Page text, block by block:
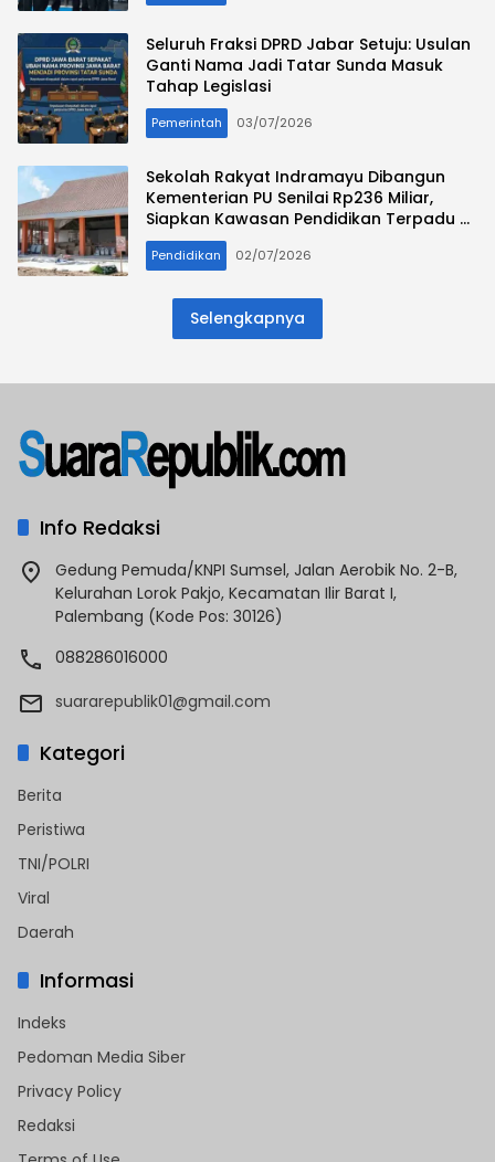
Seluruh Fraksi DPRD Jabar Setuju: Usulan
Ganti Nama Jadi Tatar Sunda Masuk
Tahap Legislasi
Pemerintah 03/07/2026
Sekolah Rakyat Indramayu Dibangun
Kementerian PU Senilai Rp236 Miliar,
Siapkan Kawasan Pendidikan Terpadu di
Desa Cikawung
Pendidikan 02/07/2026
Selengkapnya
Info Redaksi
Gedung Pemuda/KNPI Sumsel, Jalan Aerobik No. 2-B,
Kelurahan Lorok Pakjo, Kecamatan Ilir Barat I,
Palembang (Kode Pos: 30126)
088286016000
suararepublik01@gmail.com
Kategori
Berita
Peristiwa
TNI/POLRI
Viral
Daerah
Informasi
Indeks
Pedoman Media Siber
Privacy Policy
Redaksi